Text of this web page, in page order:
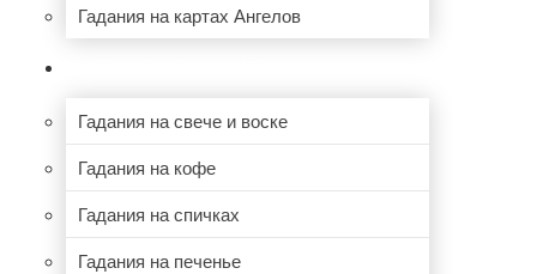
Гадания на картах Ангелов
Гадания на свече и воске
Гадания на кофе
Гадания на спичках
Гадания на печенье